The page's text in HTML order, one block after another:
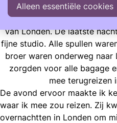
Nog één nachtje slapen en
van Londen. De laatste
fijne studio. Alle spullen
broer waren onderweg naar
zorgden voor alle bagage
mee terugreizen
De avond ervoor maakte ik
waar ik mee zou reizen. Zij
overnachtten in Londen om
Alleen essentiële cookies